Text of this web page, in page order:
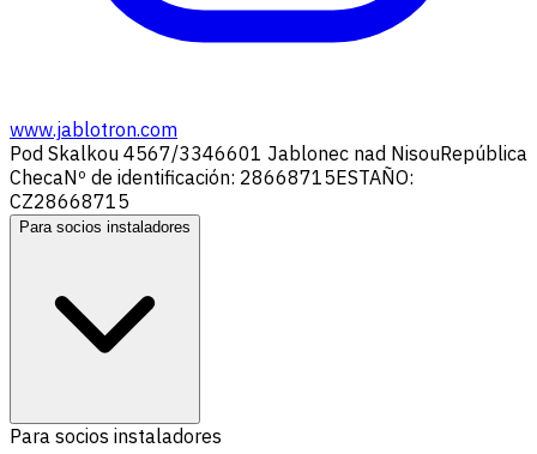
www.jablotron.com
Pod Skalkou 4567/3346601 Jablonec nad NisouRepública
ChecaNº de identificación: 28668715ESTAÑO:
CZ28668715
Para socios instaladores
Para socios instaladores